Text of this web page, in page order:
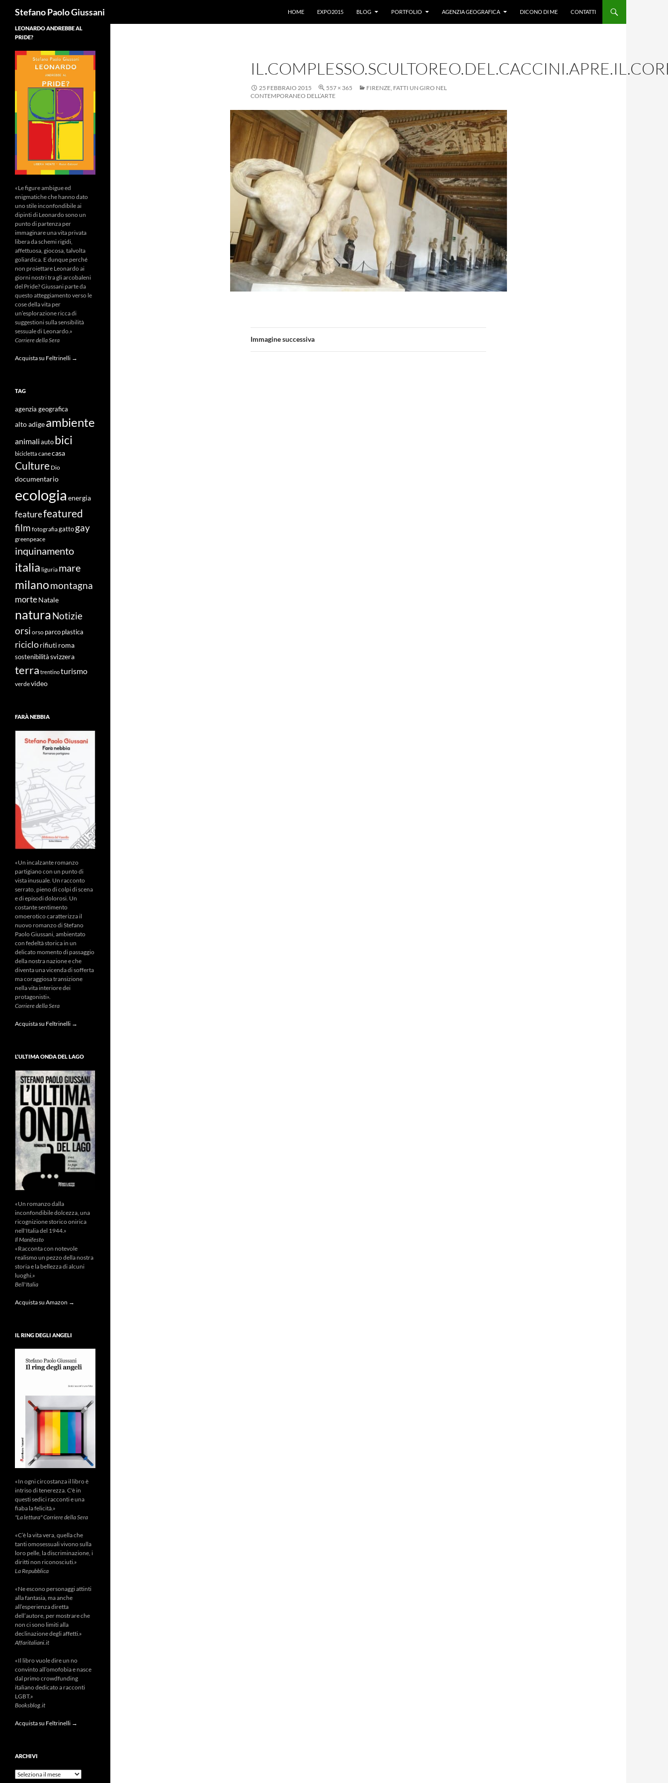
Stefano Paolo Giussani
HOME
EXPO2015 BLOG PORTFOLIO AGENZIA GEOGRAFICA DICONO DI ME CONTATTI
25 FEBBRAIO 2015 557 × 365
FIRENZE, FATTI UN GIRO NEL
CONTEMPORANEO DELL’ARTE
Immagine successiva
LEONARDO ANDREBBE AL
PRIDE?
«Le figure ambigue ed
enigmatiche che hanno dato
uno stile inconfondibile ai
dipinti di Leonardo sono un
punto di partenza per
immaginare una vita privata
libera da schemi rigidi,
affettuosa, giocosa, talvolta
goliardica. E dunque perché
non proiettare Leonardo ai
giorni nostri tra gli arcobaleni
del Pride? Giussani parte da
questo atteggiamento verso le
cose della vita per
un’esplorazione ricca di
suggestioni sulla sensibilità
sessuale di Leonardo.»
Corriere della Sera
Acquista su Feltrinelli →
TAG
agenzia geografica
alto adigeambiente
animali auto bici
bicicletta canecasa
Culture Dio
documentario
ecologia energia
featurefeatured
film fotografiagatto gay
greenpeace
inquinamento
italia liguria mare
milanomontagna
morteNatale
naturaNotizie
orsi orso parco plastica
riciclorifiuti roma
sostenibilità svizzera
terra trentinoturismo
verdevideo
FARÀ NEBBIA
«Un incalzante romanzo
partigiano con un punto di
vista inusuale. Un racconto
serrato, pieno di colpi di scena
e di episodi dolorosi. Un
costante sentimento
omoerotico caratterizza il
nuovo romanzo di Stefano
Paolo Giussani, ambientato
con fedeltà storica in un
delicato momento di passaggio
della nostra nazione e che
diventa una vicenda di sofferta
ma coraggiosa transizione
nella vita interiore dei
protagonisti».
Corriere della Sera
Acquista su Feltrinelli →
L’ULTIMA ONDA DEL LAGO
«Un romanzo dalla
inconfondibile dolcezza, una
ricognizione storico onirica
nell'Italia del 1944.»
Il Manifesto
«Racconta con notevole
realismo un pezzo della nostra
storia e la bellezza di alcuni
luoghi.»
Bell'Italia
Acquista su Amazon →
IL RING DEGLI ANGELI
«In ogni circostanza il libro è
intriso di tenerezza. C'è in
questi sedici racconti e una
fiaba la felicità.»
"La lettura" Corriere della Sera
«C’è la vita vera, quella che
tanti omosessuali vivono sulla
loro pelle, la discriminazione, i
diritti non riconosciuti.»
La Repubblica
«Ne escono personaggi attinti
alla fantasia, ma anche
all’esperienza diretta
dell’autore, per mostrare che
non ci sono limiti alla
declinazione degli affetti.»
Affaritaliani.it
«Il libro vuole dire un no
convinto all’omofobia e nasce
dal primo crowdfunding
italiano dedicato a racconti
LGBT.»
Booksblog.it
Acquista su Feltrinelli →
ARCHIVI
Archivi